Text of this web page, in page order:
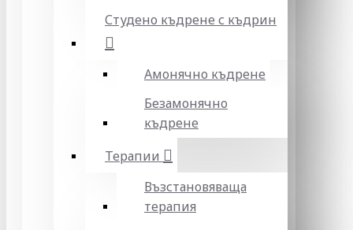
Студено къдрене с къдрин
Амонячно къдрене
Безамонячно
къдрене
Терапии
Възстановяваща
терапия